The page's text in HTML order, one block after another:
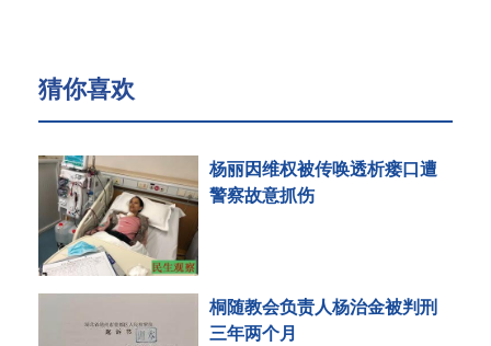
猜你喜欢
杨丽因维权被传唤透析瘘口遭
警察故意抓伤
桐随教会负责人杨治金被判刑
三年两个月